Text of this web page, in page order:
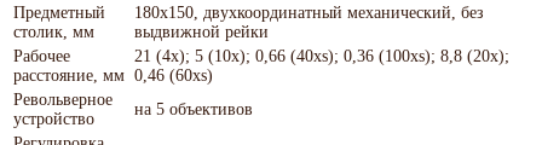
Предметный
столик, мм
180x150, двухкоординатный механический, без
выдвижной рейки
Рабочее
расстояние, мм
21 (4x); 5 (10x); 0,66 (40xs); 0,36 (100xs); 8,8 (20х);
0,46 (60хs)
Револьверное
устройство
на 5 объективов